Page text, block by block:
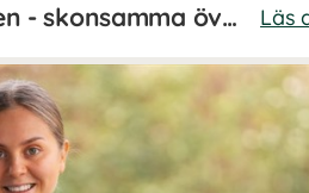
Yinyoga för magen - skonsamma övningar med Josefine Dyall! Läs